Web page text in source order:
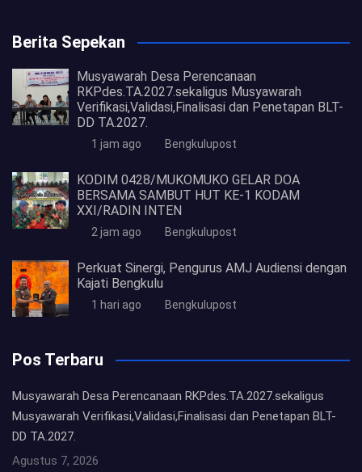
Berita Sepekan
Musyawarah Desa Perencanaan
RKPdes.TA.2027.sekaligus Musyawarah
Verifikasi,Validasi,Finalisasi dan Penetapan BLT-
DD TA.2027.
1 jam ago Bengkulupost
KODIM 0428/MUKOMUKO GELAR DOA
BERSAMA SAMBUT HUT KE-1 KODAM
XXI/RADIN INTEN
2 jam ago Bengkulupost
Perkuat Sinergi, Pengurus AMJ Audiensi dengan
Kajati Bengkulu
1 hari ago Bengkulupost
Pos Terbaru
Musyawarah Desa Perencanaan RKPdes.TA.2027.sekaligus
Musyawarah Verifikasi,Validasi,Finalisasi dan Penetapan BLT-
DD TA.2027.
Agustus 7, 2026